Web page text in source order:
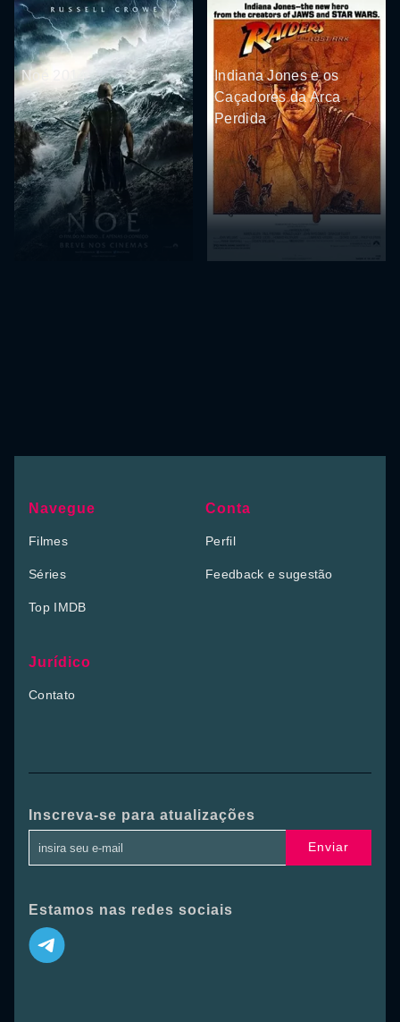
Noé 2014
Indiana Jones e os
Caçadores da Arca
Perdida
Navegue
Filmes
Séries
Top IMDB
Conta
Perfil
Feedback e sugestão
Jurídico
Contato
Inscreva-se para atualizações
Enviar
Estamos nas redes sociais